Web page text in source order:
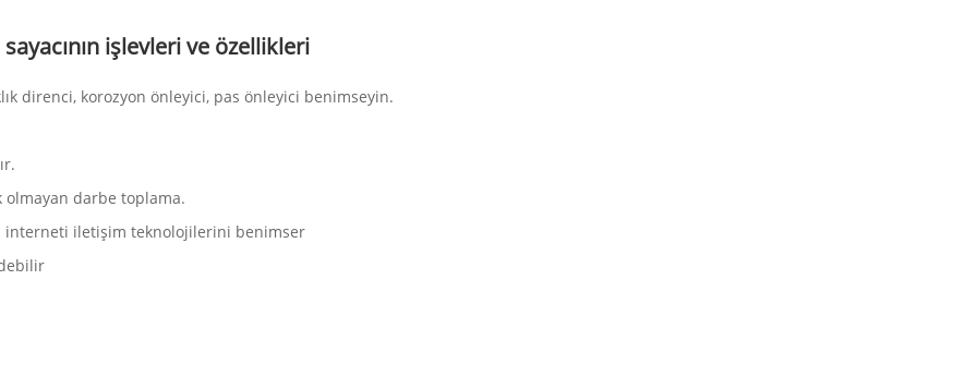
işlevleri ve özellikleri
direnci, korozyon önleyici, pas önleyici benimseyin.
olmayan darbe toplama.
interneti iletişim teknolojilerini benimser